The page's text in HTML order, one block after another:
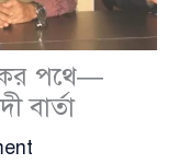
পথে—
বার্তা